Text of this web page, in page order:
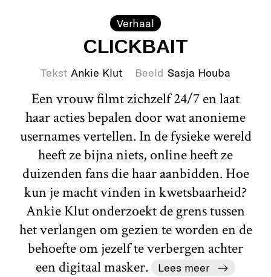
Verhaal
CLICKBAIT
Tekst Ankie Klut Beeld Sasja Houba
Een vrouw filmt zichzelf 24/7 en laat
haar acties bepalen door wat anonieme
usernames vertellen. In de fysieke wereld
heeft ze bijna niets, online heeft ze
duizenden fans die haar aanbidden. Hoe
kun je macht vinden in kwetsbaarheid?
Ankie Klut onderzoekt de grens tussen
het verlangen om gezien te worden en de
behoefte om jezelf te verbergen achter
een digitaal masker.
Lees meer